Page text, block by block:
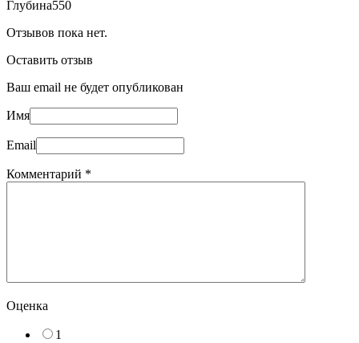
Глубина550
Отзывов пока нет.
Оставить отзыв
Ваш email не будет опубликован
Имя
Email
Комментарий *
Оценка
1